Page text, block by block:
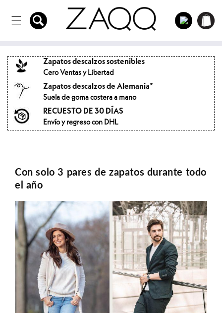
al contenido
Acceso de la
Zapatos descalzos sostenibles
Cero Ventas y Libertad
Zapatos descalzos de Alemania*
Suela de goma costera a mano
RECUESTO DE 30 DÍAS
Envío y regreso con DHL
Con solo 3 pares de zapatos durante todo
el año